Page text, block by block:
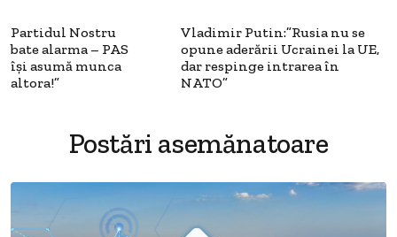
Partidul Nostru
bate alarma – PAS
își asumă munca
altora!”
Vladimir Putin:”Rusia nu se
opune aderării Ucrainei la UE,
dar respinge intrarea în
NATO”
Postări asemănatoare